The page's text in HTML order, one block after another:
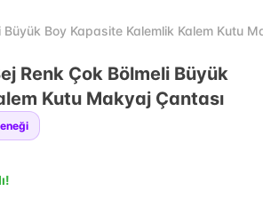
Boy Kapasite Kalemlik Kalem Kutu
Renk Çok Bölmeli Büyük
Kutu Makyaj Çantası